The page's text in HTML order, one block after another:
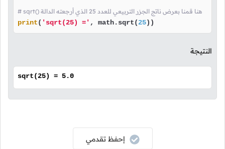
# sqrt() هنا قمنا بعرض ناتج الجزر التربيعي للعدد 25 الذي أرجعته الدالة
print( 'sqrt(25) =' , math.sqrt(25))
النتيجة
sqrt(25) = 5.0
إحفظ تقدمي